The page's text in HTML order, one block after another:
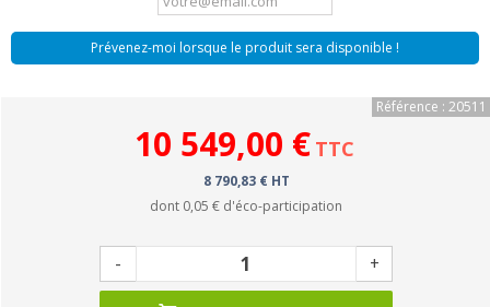
Prévenez-moi lorsque le produit sera disponible !
Référence : 20511
10 549,00 € TTC
8 790,83 € HT
dont 0,05 € d'éco-participation
- +